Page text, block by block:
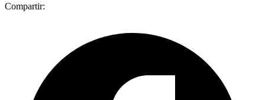
Compartir: